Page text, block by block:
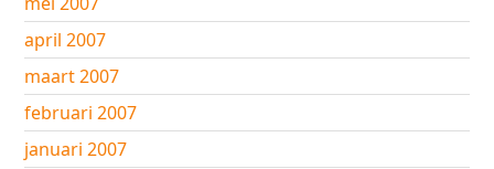
april 2007
maart 2007
februari 2007
januari 2007